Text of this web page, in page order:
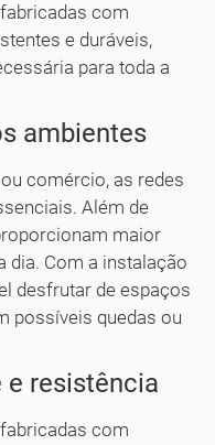
com
e duráveis,
para toda a
ambientes
comércio, as redes
Além de
maior
dia. Com a instalação
desfrutar de espaços
possíveis quedas ou
e resistência
com